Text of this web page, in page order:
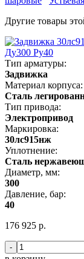
Другие товары
Ду300 Ру40
Тип арматуры:
Задвижка
Материал корпуса:
Сталь
Тип привода:
Электропривод
Маркировка:
30лс915нж
Уплотнение:
Сталь
Диаметр, мм:
300
Давление, бар:
40
176 925 р.
-